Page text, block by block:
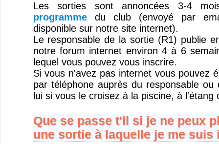
Les sorties sont annoncées 3-4
programmedu club (envoyé par
disponible sur notre site internet).
Le responsable de la sortie (R1) publie
notre forum internet environ 4 à 6
lequel vous pouvez vous inscrire.
Si vous n'avez pas internet vous pouvez
par téléphone auprès du responsable ou
lui si vous le croisez à la piscine, à l'étang
Que se passe t'il si je ne peux
une sortie à laquelle je me suis